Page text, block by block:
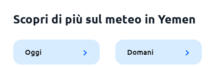
Scopri di più sul meteo in Yemen
Oggi Domani